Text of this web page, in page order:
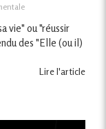
vie" ou "réussir
des "Elle (ou il)
Lire l'article